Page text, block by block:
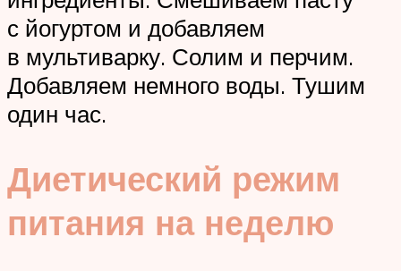
с йогуртом и добавляем
в мультиварку. Солим и перчим.
Добавляем немного воды. Тушим
один час.
Диетический режим
питания на неделю